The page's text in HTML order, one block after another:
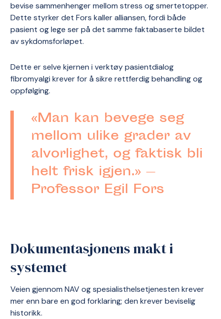
bevise sammenhenger mellom stress og smertetopper.
Dette styrker det Fors kaller alliansen, fordi både
pasient og lege ser på det samme faktabaserte bildet
av sykdomsforløpet.
Dette er selve kjernen i verktøy pasientdialog
fibromyalgi krever for å sikre rettferdig behandling og
oppfølging.
«Man kan bevege seg
mellom ulike grader av
alvorlighet, og faktisk bli
helt frisk igjen.» —
Professor Egil Fors
Dokumentasjonens makt i
systemet
Veien gjennom NAV og spesialisthelsetjenesten krever
mer enn bare en god forklaring; den krever beviselig
historikk.